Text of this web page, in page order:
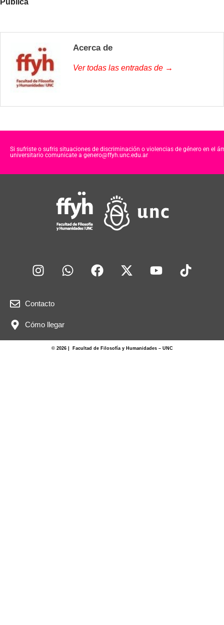
Acerca de
Ver todas las entradas de →
Si sufriste o sufris situaciones de discriminación o violencias de género en el
universitario comunicate a genero@ffyh.unc.edu.ar
Contacto
Cómo llegar
© 2026 | Facultad de Filosofía y Humanidades – UNC